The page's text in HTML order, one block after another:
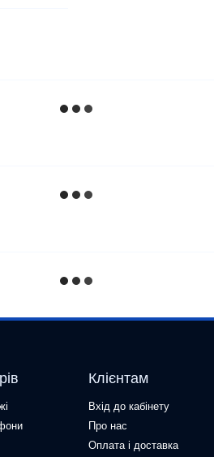
Клієнтам
Вхід до кабінету
Про нас
Оплата і доставка